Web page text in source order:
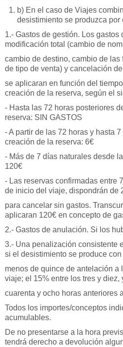
b) En el caso de Viajes
desistimiento se produzca por
1.- Gastos de gestión. Los gastos
modificación total (cambio de
cambio de destino, cambio de
de tipo de venta) y cancelación
se aplicaran en función del
creación de la reserva, según el
- Hasta las 72 horas posteriores
reserva: SIN GASTOS
- A partir de las 72 horas y hasta
creación de la reserva: 6€
- Más de 7 días naturales desde
120€
- Las reservas confirmadas entre
de inicio del viaje, dispondrán de
para cancelar sin gastos.
aplicaran 120€ en concepto de
2.- Gastos de anulación. Si los
3.- Una penalización consistente
si el desistimiento se produce
menos de quince de antelación a
viaje; el 15% entre los tres y diez,
cuarenta y ocho horas anteriores
Todos los importes/conceptos
acumulables.
De no presentarse a la hora
tendrá derecho a devolución